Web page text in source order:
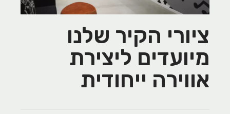
ציורי הקיר שלנו
מיועדים ליצירת
אווירה ייחודית